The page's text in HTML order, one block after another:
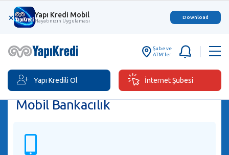
× Yapı Kredi Mobil
Hayatınızın Uygulaması
Download
Şube ve
ATM'ler
Yapı Kredili Ol İnternet Şubesi
Cepte
Mobil Bankacılık